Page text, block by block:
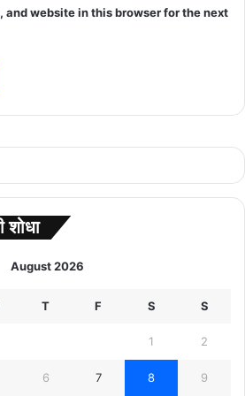
and website in this browser for the next
शोधा
August 2026
T F S S
1 2
6 7 8 9